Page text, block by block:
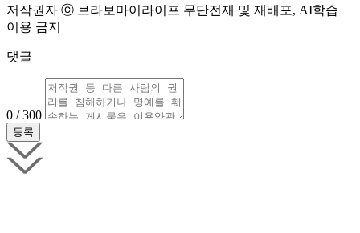
저작권자 ⓒ 브라보마이라이프 무단전재 및 재배포, AI학습
이용 금지
댓글
0 / 300